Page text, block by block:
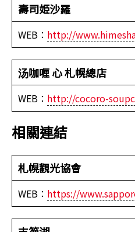
壽司姫沙羅
WEB： http://
汤咖喱 心 札幌總店
WEB： http://cocoro-
相關連結
札幌觀光協會
WEB： https://